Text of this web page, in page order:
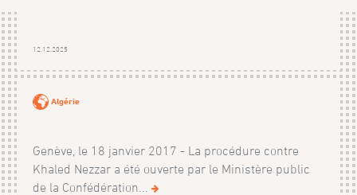
12.12.2025
Algérie
Genève, le 18 janvier 2017 - La procédure contre
Khaled Nezzar a été ouverte par le Ministère public
de la Confédération...